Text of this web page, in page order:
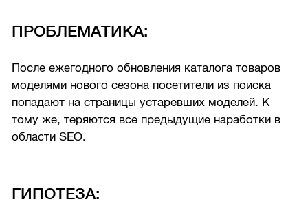
ПРОБЛЕМАТИКА:
После ежегодного обновления каталога товаров
моделями нового сезона посетители из поиска
попадают на страницы устаревших моделей. К
тому же, теряются все предыдущие наработки в
области SEO.
ГИПОТЕЗА: